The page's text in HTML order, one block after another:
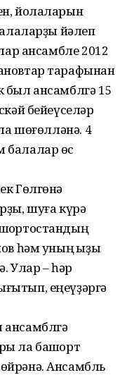
йолаларын
йәлеп
ансамбле 2012
тарафынан
был ансамблгә 15
бейеүселәр
шөғөлләнә. 4
балалар өс
Гөлгөнә
шуға күрә
һәм уның ҡыҙы
Улар – һәр
еңеүҙәргә
ла башҡорт
Ансамбль